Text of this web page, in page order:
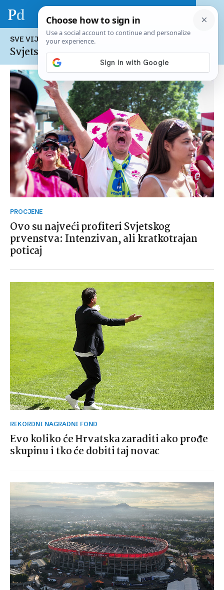
SVE VIJESTI NA TEMU:
Svjetsko nogometno prvenstvo
PROCJENE
Ovo su najveći profiteri Svjetskog
prvenstva: Intenzivan, ali kratkotrajan
poticaj
REKORDNI NAGRADNI FOND
Evo koliko će Hrvatska zaraditi ako prođe
skupinu i tko će dobiti taj novac